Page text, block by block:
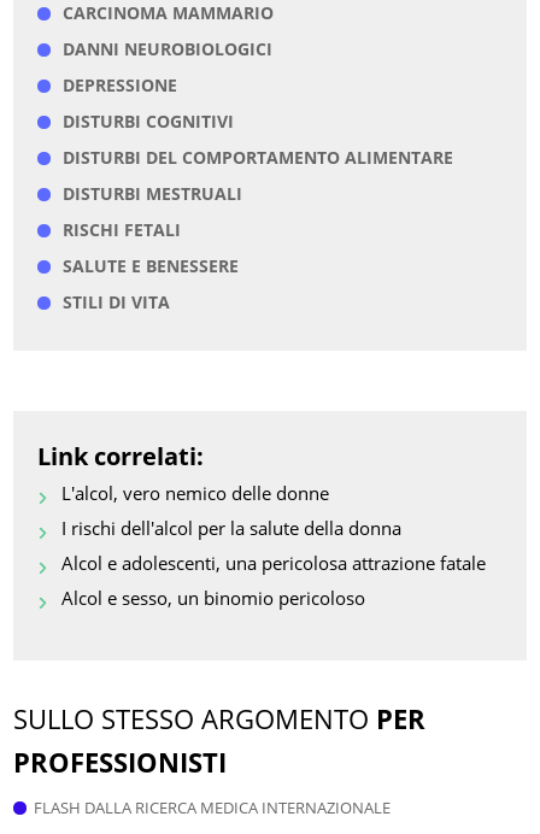
CARCINOMA MAMMARIO
DANNI NEUROBIOLOGICI
DEPRESSIONE
DISTURBI COGNITIVI
DISTURBI DEL COMPORTAMENTO ALIMENTARE
DISTURBI MESTRUALI
RISCHI FETALI
SALUTE E BENESSERE
STILI DI VITA
Link correlati:
L'alcol, vero nemico delle donne
I rischi dell'alcol per la salute della donna
Alcol e adolescenti, una pericolosa attrazione fatale
Alcol e sesso, un binomio pericoloso
SULLO STESSO ARGOMENTO PER
PROFESSIONISTI
FLASH DALLA RICERCA MEDICA INTERNAZIONALE